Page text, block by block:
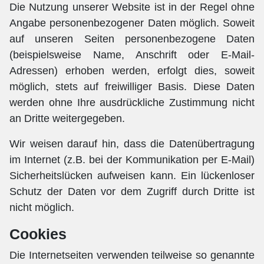
Die Nutzung unserer Website ist in der Regel ohne
Angabe personenbezogener Daten möglich. Soweit
auf unseren Seiten personenbezogene Daten
(beispielsweise Name, Anschrift oder E-Mail-
Adressen) erhoben werden, erfolgt dies, soweit
möglich, stets auf freiwilliger Basis. Diese Daten
werden ohne Ihre ausdrückliche Zustimmung nicht
an Dritte weitergegeben.
Wir weisen darauf hin, dass die Datenübertragung
im Internet (z.B. bei der Kommunikation per E-Mail)
Sicherheitslücken aufweisen kann. Ein lückenloser
Schutz der Daten vor dem Zugriff durch Dritte ist
nicht möglich.
Cookies
Die Internetseiten verwenden teilweise so genannte